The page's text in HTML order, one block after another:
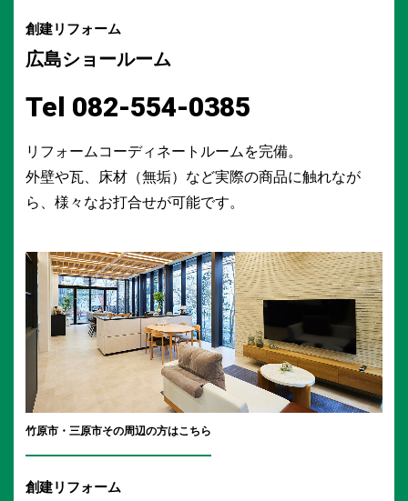
創建リフォーム
広島ショールーム
Tel 082-554-0385
リフォームコーディネートルームを完備。
外壁や瓦、床材（無垢）など実際の商品に触れなが
ら、様々なお打合せが可能です。
竹原市・三原市その周辺の方はこちら
創建リフォーム